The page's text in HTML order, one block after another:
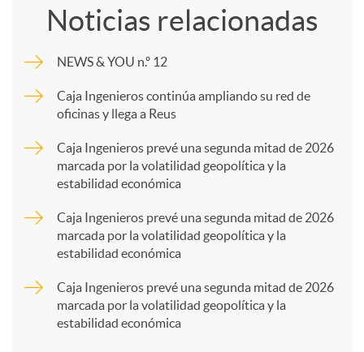
m
p
a
Noticias relacionadas
NEWS & YOU n.º 12
Caja Ingenieros continúa ampliando su red de
oficinas y llega a Reus
Caja Ingenieros prevé una segunda mitad de 2026
marcada por la volatilidad geopolítica y la
estabilidad económica
Caja Ingenieros prevé una segunda mitad de 2026
marcada por la volatilidad geopolítica y la
estabilidad económica
Caja Ingenieros prevé una segunda mitad de 2026
marcada por la volatilidad geopolítica y la
estabilidad económica